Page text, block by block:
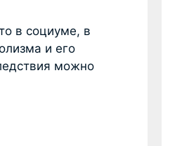
в социуме, в
и его
можно